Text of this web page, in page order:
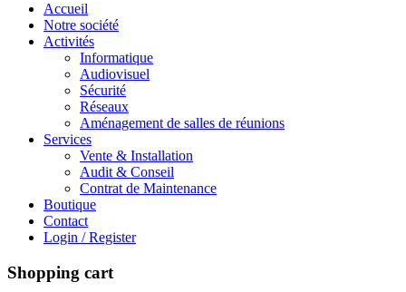
Accueil
Notre société
Activités
Informatique
Audiovisuel
Sécurité
Réseaux
Aménagement de salles de réunions
Services
Vente & Installation
Audit & Conseil
Contrat de Maintenance
Boutique
Contact
Login / Register
Shopping cart